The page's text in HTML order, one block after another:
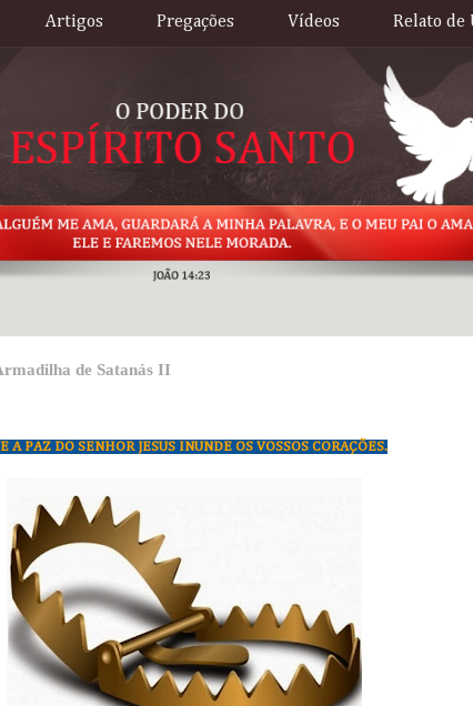
Artigos Pregações Vídeos Relato de
de Satanás II
A PAZ DO SENHOR JESUS INUNDE OS VOSSOS CORAÇÕES.